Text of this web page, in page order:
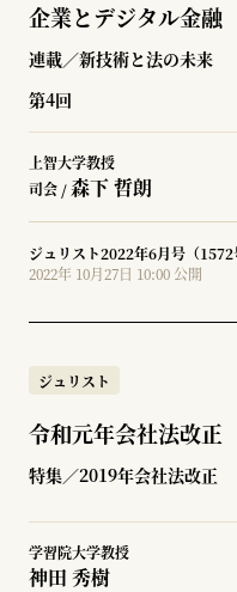
企業とデジタル金融
連載／新技術と法の未来
第4回
上智大学教授
司会 /森下 哲朗
ジュリスト2022年6月号（
2022年 10月27日 10:00 公開
ジュリスト
令和元年会社法改正
特集／2019年会社法改正
学習院大学教授
神田 秀樹